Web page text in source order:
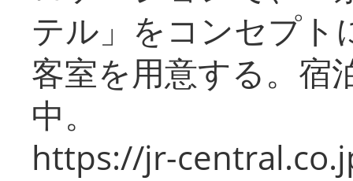
テル」をコンセプト
客室を用意する。宿
中。
https://jr-